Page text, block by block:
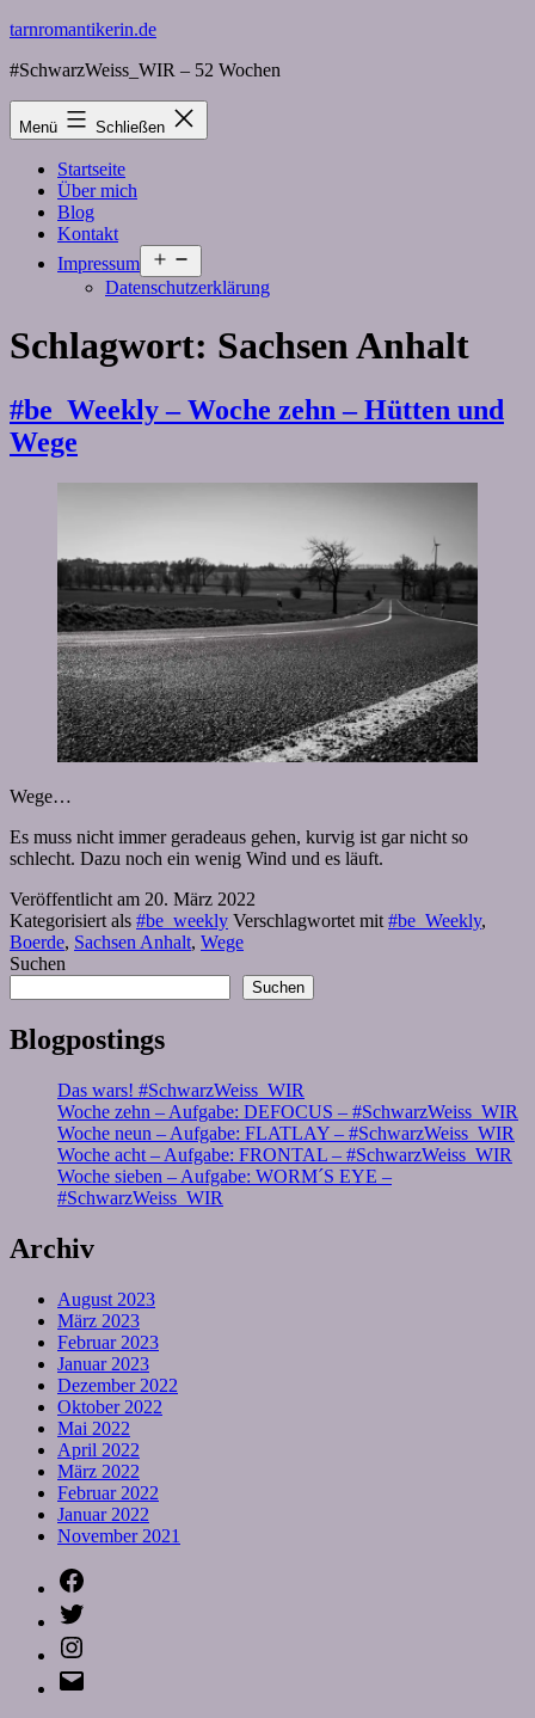
Zum
springen
tarnromantikerin.de
#SchwarzWeiss_WIR – 52 Wochen
Menü Schließen
Startseite
Über mich
Blog
Kontakt
Impressum
öffnen
Datenschutzerklärung
Schlagwort: Sachsen Anhalt
#be_Weekly – Woche zehn – Hütten und
Wege
Wege…
Es muss nicht immer geradeaus gehen, kurvig ist gar nicht so
schlecht. Dazu noch ein wenig Wind und es läuft.
Veröffentlicht am 20. März 2022
Kategorisiert als #be_weekly Verschlagwortet mit#be_Weekly,
Boerde, Sachsen Anhalt, Wege
Suchen
Suchen
Blogpostings
Das wars! #SchwarzWeiss_WIR
Woche zehn – Aufgabe: DEFOCUS – #SchwarzWeiss_WIR
Woche neun – Aufgabe: FLATLAY – #SchwarzWeiss_WIR
Woche acht – Aufgabe: FRONTAL – #SchwarzWeiss_WIR
Woche sieben – Aufgabe: WORM´S EYE –
#SchwarzWeiss_WIR
Archiv
August 2023
März 2023
Februar 2023
Januar 2023
Dezember 2022
Oktober 2022
Mai 2022
April 2022
März 2022
Februar 2022
Januar 2022
November 2021